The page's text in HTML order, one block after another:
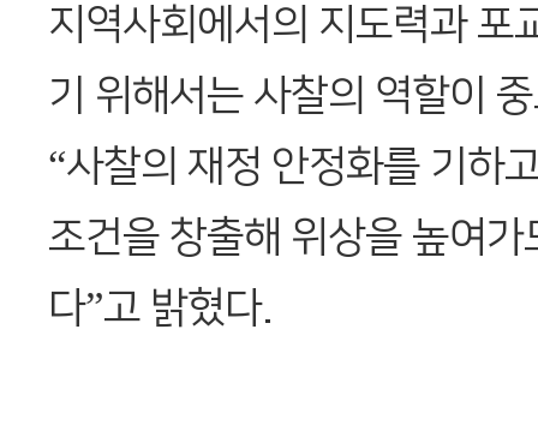
지역사회에서의 지도력과 포
기 위해서는 사찰의 역할이
“사찰의 재정 안정화를 기하
조건을 창출해 위상을 높여
다”고 밝혔다.